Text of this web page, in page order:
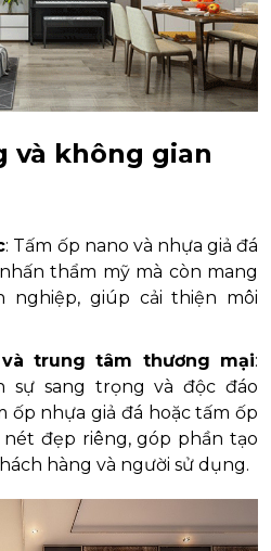
và không gian
: Tấm ốp nano và nhựa giả đá
thẩm mỹ mà còn mang
nghiệp, giúp cải thiện môi
trung tâm thương mại:
sự sang trọng và độc đáo
ốp nhựa giả đá hoặc tấm ốp
đẹp riêng, góp phần tạo
hàng và người sử dụng.